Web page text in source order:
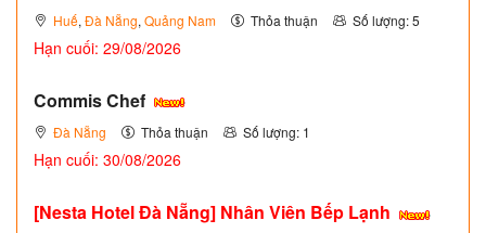
Huế, Đà Nẵng, Quảng Nam Thỏa thuận Số lượng: 5
Hạn cuối: 29/08/2026
Commis Chef
Đà Nẵng Thỏa thuận Số lượng: 1
Hạn cuối: 30/08/2026
[Nesta Hotel Đà Nẵng] Nhân Viên Bếp Lạnh